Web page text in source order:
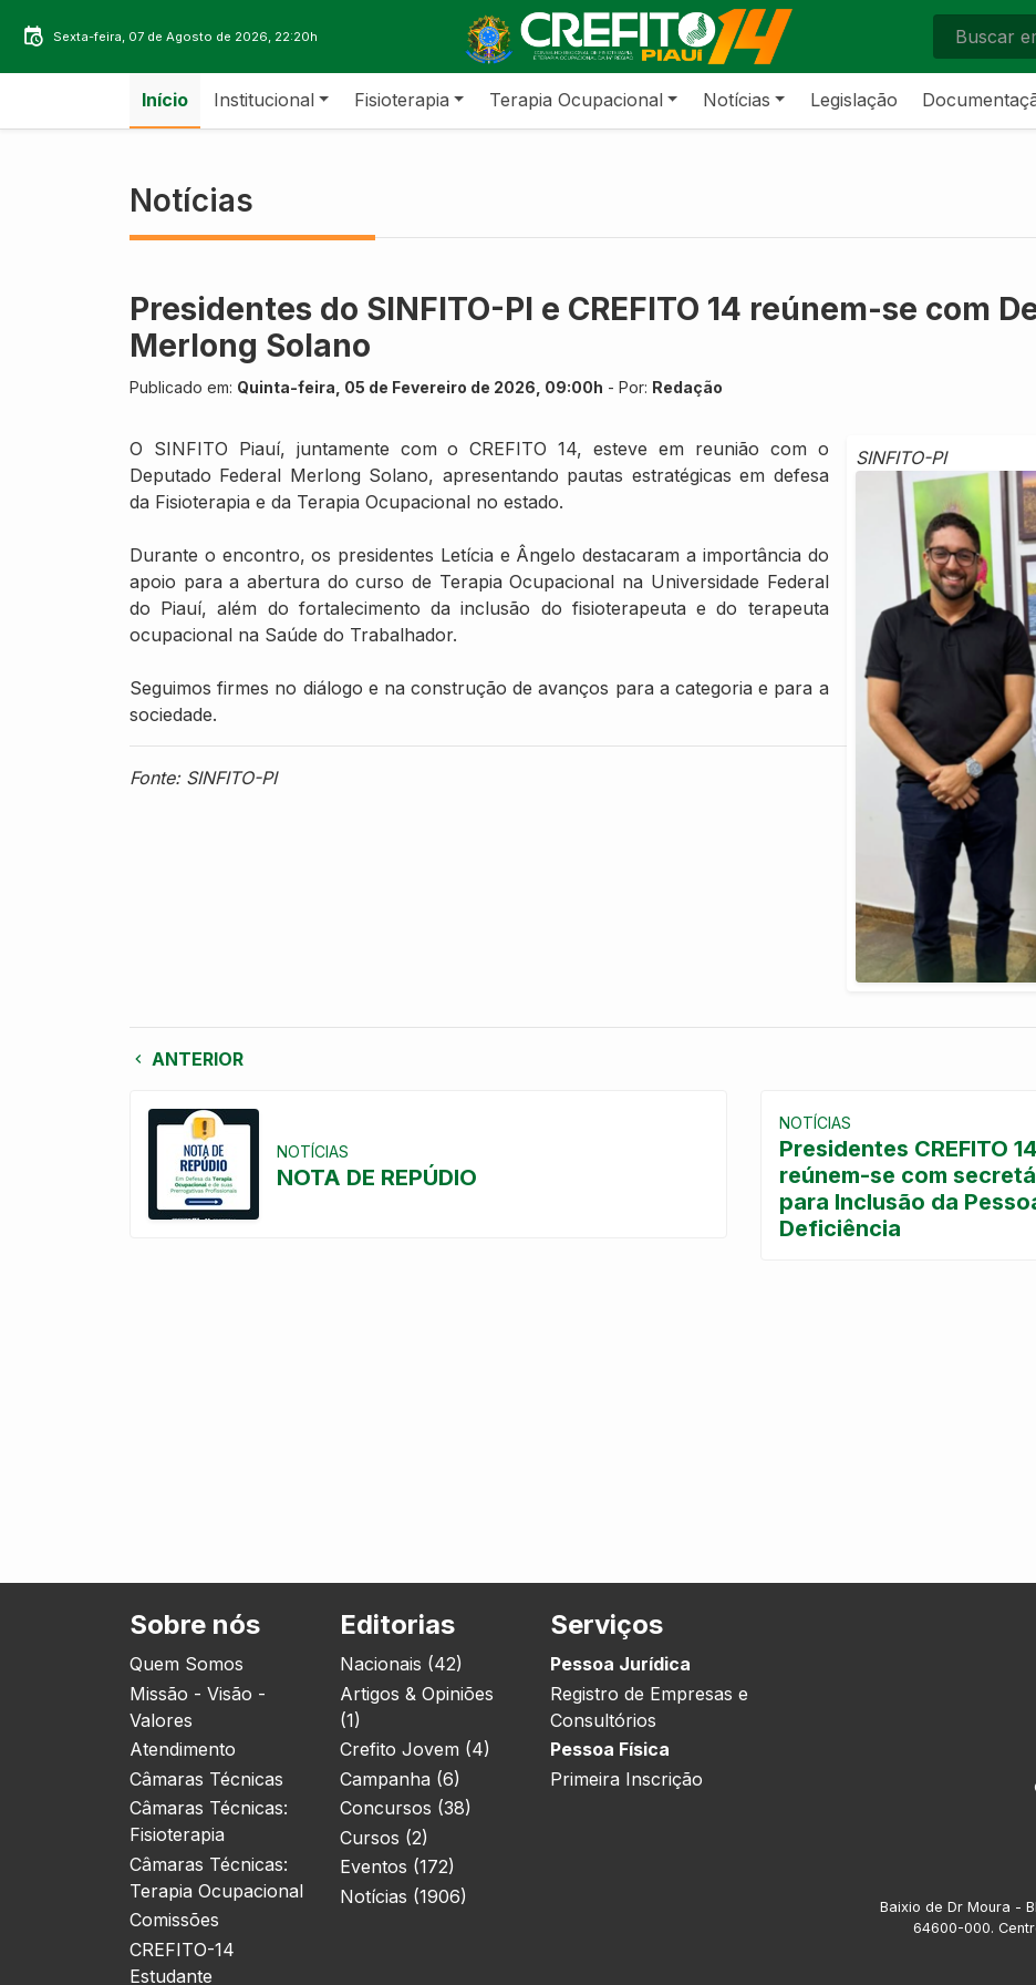
Sexta-feira, 07 de Agosto de 2026, 22:20h
Início Institucional Fisioterapia Terapia Ocupacional Notícias Legislação
Notícias
Presidentes do SINFITO-PI e CREFITO 14 reúnem-se com
Merlong Solano
Publicado em: Quinta-feira, 05 de Fevereiro de 2026, 09:00h - Por: Redação
SINFITO-PI
O SINFITO Piauí, juntamente com o CREFITO 14, esteve em reunião com o
Deputado Federal Merlong Solano, apresentando pautas estratégicas em defesa
da Fisioterapia e da Terapia Ocupacional no estado.
Durante o encontro, os presidentes Letícia e Ângelo destacaram a importância do
apoio para a abertura do curso de Terapia Ocupacional na Universidade Federal
do Piauí, além do fortalecimento da inclusão do fisioterapeuta e do terapeuta
ocupacional na Saúde do Trabalhador.
Seguimos firmes no diálogo e na construção de avanços para a categoria e para a
sociedade.
Fonte: SINFITO-PI
ANTERIOR
NOTÍCIAS
NOTA DE REPÚDIO
NOTÍCIAS
Presidentes CREFITO
reúnem-se com
para Inclusão da
Deficiência
Sobre nós
Quem Somos
Missão - Visão -
Valores
Atendimento
Câmaras Técnicas
Câmaras Técnicas:
Fisioterapia
Câmaras Técnicas:
Terapia Ocupacional
Comissões
CREFITO-14
Estudante
Editorias
Nacionais (42)
Artigos & Opiniões
(1)
Crefito Jovem (4)
Campanha (6)
Concursos (38)
Cursos (2)
Eventos (172)
Notícias (1906)
Serviços
Pessoa Jurídica
Registro de Empresas e
Consultórios
Pessoa Física
Primeira Inscrição
Baixio de Dr Moura -
64600-000.